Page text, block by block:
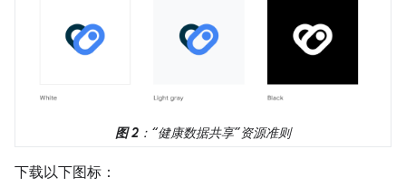
图 2 ：“健康数据共享”资源准则
下载以下图标：